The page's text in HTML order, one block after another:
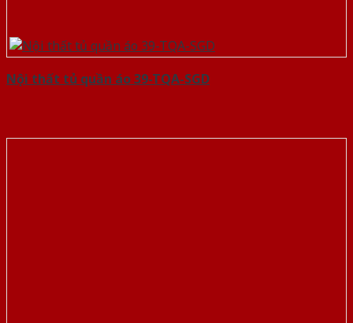
Nội thất tủ quần áo 39-TQA-SGD